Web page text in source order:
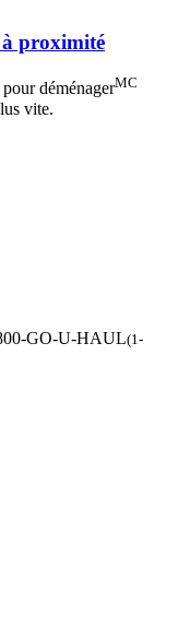
à proximité
déménagerMC
vite.
GO-U-HAUL(1-